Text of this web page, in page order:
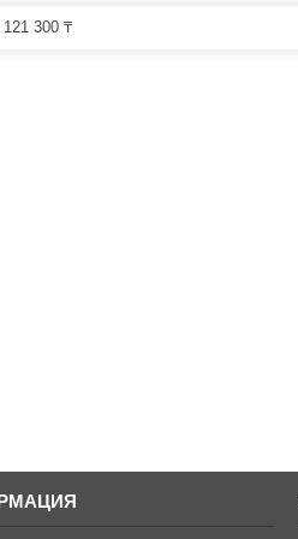
121 300 ₸